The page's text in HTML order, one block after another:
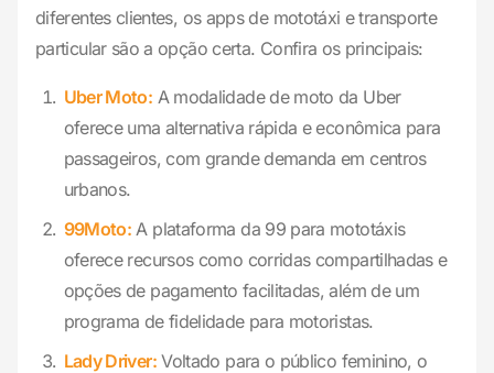
diferentes clientes, os apps de mototáxi e transporte
particular são a opção certa. Confira os principais:
Uber Moto: A modalidade de moto da Uber
oferece uma alternativa rápida e econômica para
passageiros, com grande demanda em centros
urbanos.
99Moto: A plataforma da 99 para mototáxis
oferece recursos como corridas compartilhadas e
opções de pagamento facilitadas, além de um
programa de fidelidade para motoristas.
Lady Driver:Voltado para o público feminino, o